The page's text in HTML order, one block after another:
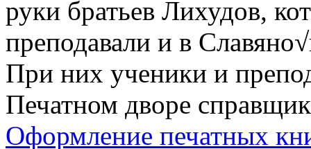
руки братьев Лихудов,
преподавали и в
При них ученики и
Печатном дворе
Оформление печатных